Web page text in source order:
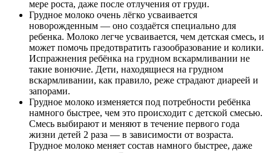
мере роста, даже после отлучения от груди.
Грудное молоко очень лёгко усваивается
новорожденным — оно создаётся специально для
ребенка. Молоко легче усваивается, чем детская смесь, и
может помочь предотвратить газообразование и колики.
Испражнения ребёнка на грудном вскармливании не
такие вонючие. Дети, находящиеся на грудном
вскармливании, как правило, реже страдают диареей и
запорами.
Грудное молоко изменяется под потребности ребёнка
намного быстрее, чем это происходит с детской смесью.
Смесь выбирают и меняют в течение первого года
жизни детей 2 раза — в зависимости от возраста.
Грудное молоко меняет состав намного быстрее, даже